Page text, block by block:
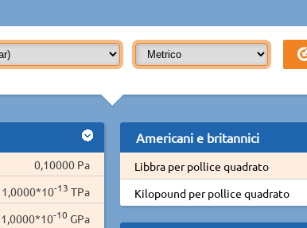
0,10000 Pa
1,0000*10-13 TPa
1,0000*10-10 GPa
Americani e britannici
Libbra per pollice quadrato
Kilopound per pollice quadrato